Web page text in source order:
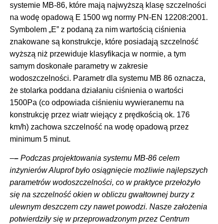
systemie MB-86, które mają najwyższą klasę szczelności
na wodę opadową E 1500 wg normy PN-EN 12208:2001.
Symbolem „E” z podaną za nim wartością ciśnienia
znakowane są konstrukcje, które posiadają szczelność
wyższą niż przewiduje klasyfikacja w normie, a tym
samym doskonałe parametry w zakresie
wodoszczelności. Parametr dla systemu MB 86 oznacza,
że stolarka poddana działaniu ciśnienia o wartości
1500Pa (co odpowiada ciśnieniu wywieranemu na
konstrukcję przez wiatr wiejący z prędkością ok. 176
km/h) zachowa szczelność na wodę opadową przez
minimum 5 minut.
–– Podczas projektowania systemu MB-86 celem
inżynierów Aluprof było osiągnięcie możliwie najlepszych
parametrów wodoszczelności, co w praktyce przełożyło
się na szczelność okien w obliczu gwałtownej burzy z
ulewnym deszczem czy nawet powodzi. Nasze założenia
potwierdziły się w przeprowadzonym przez Centrum